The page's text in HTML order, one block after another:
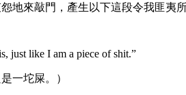
地來敲門，產生以下這段令我匪夷
just like I am a piece of shit.”
一坨屎。）